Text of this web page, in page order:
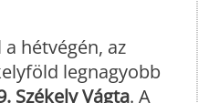
hétvégén, az
legnagyobb
Székely Vágta. A